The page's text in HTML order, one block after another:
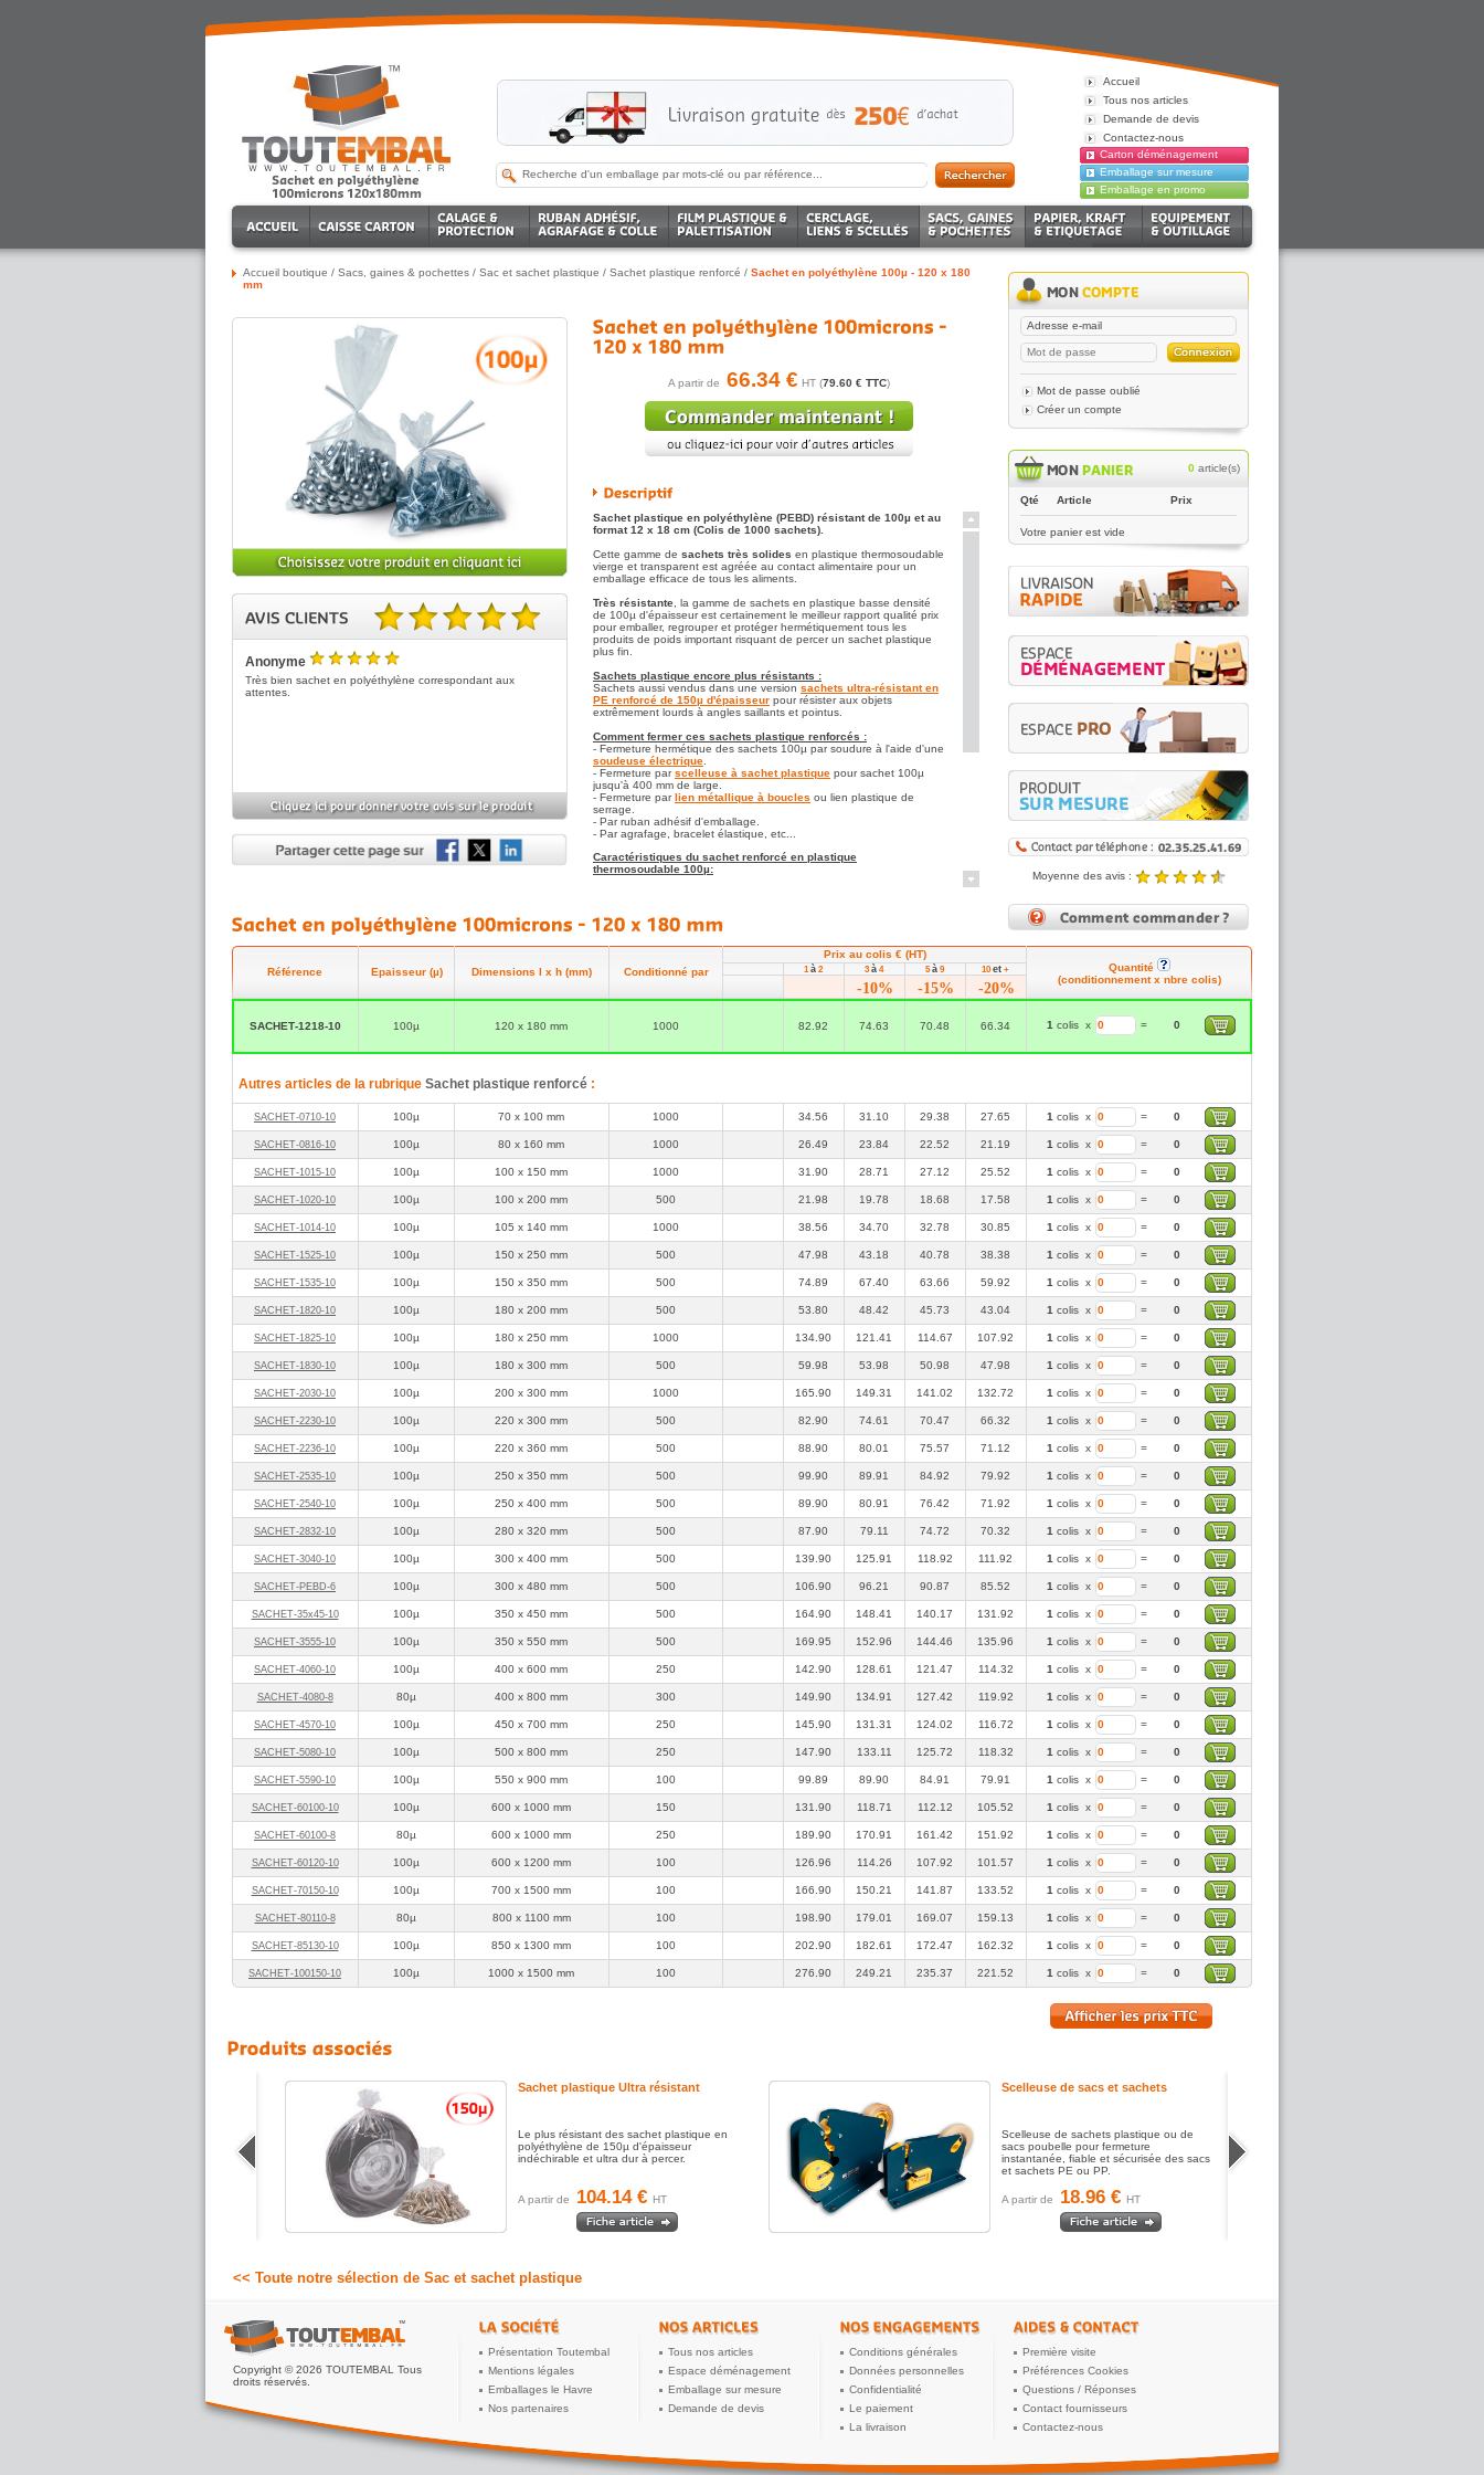
Accueil boutique / Sacs, gaines & pochettes / Sac et sachet plastique / Sachet plastique renforcé / Sachet en polyéthylène 100µ - 120 x 180
mm
5.00 sur 5 basé sur 1 note(s).
Anonyme
5
Très bien sachet en polyéthylène correspondant aux
attentes.
A partir de 66.34 € HT (79.60 € TTC)
Sachet plastique en polyéthylène (PEBD) résistant de 100µ et au
format 12 x 18 cm (Colis de 1000 sachets).
Cette gamme de sachets très solides en plastique thermosoudable
vierge et transparent est agréée au contact alimentaire pour un
emballage efficace de tous les aliments.
Très résistante , la gamme de sachets en plastique basse densité
de 100µ d'épaisseur est certainement le meilleur rapport qualité prix
pour emballer, regrouper et protéger hermétiquement tous les
produits de poids important risquant de percer un sachet plastique
plus fin.
Sachets plastique encore plus résistants :
Sachets aussi vendus dans une version sachets ultra-résistant en
PE renforcé de 150µ d'épaisseur pour résister aux objets
extrêmement lourds à angles saillants et pointus.
Comment fermer ces sachets plastique renforcés :
- Fermeture hermétique des sachets 100µ par soudure à l'aide d'une
soudeuse électrique
- Fermeture parscelleuse à sachet plastique pour sachet 100µ
jusqu'à 400 mm de large.
- Fermeture parlien métallique à boucles ou lien plastique de
serrage.
- Par ruban adhésif d'emballage.
- Par agrafage, bracelet élastique, etc...
Caractéristiques du sachet renforcé en plastique
thermosoudable 100µ:
Sachet plastique en PEBD d'épaisseur 100µ pour résister
Sachet en polyéthylène vierge non régénéré de qualité
alimentaire apte à la congélation (le polyéthylène est un
plastique conservant sa souplesse en température
Sachet plastique renforcé avec système de fermeture intégré:
Une gamme complète de
sachets résistants à fermeture Zip
de
marque Minigrip permet un conditionnement encore plus rapide et
facile des marchandises.
Mot de passe oublié
Créer un compte
0 article(s)
Qté Article Prix
Votre panier est vide
Moyenne des avis :
Noté4.89/5 |8431reviews
Référence Epaisseur (µ) Dimensions l x h (mm) Conditionné par
Prix au colis € (HT)
Quantité
(conditionnement x nbre colis)
1à 2 3 à 4 5à 9 10 et +
-10% -15% -20%
SACHET‑1218‑10 100µ 120 x 180 mm 1000 82.92 74.63 70.48 66.34 1 colis x = 0
Autres articles de la rubrique Sachet plastique renforcé :
SACHET‑0710‑10 100µ 70 x 100 mm 1000 34.56 31.10 29.38 27.65 1 colis x = 0
SACHET‑0816‑10 100µ 80 x 160 mm 1000 26.49 23.84 22.52 21.19 1 colis x = 0
SACHET‑1015‑10 100µ 100 x 150 mm 1000 31.90 28.71 27.12 25.52 1 colis x = 0
SACHET‑1020‑10 100µ 100 x 200 mm 500 21.98 19.78 18.68 17.58 1 colis x = 0
SACHET‑1014‑10 100µ 105 x 140 mm 1000 38.56 34.70 32.78 30.85 1 colis x = 0
SACHET‑1525‑10 100µ 150 x 250 mm 500 47.98 43.18 40.78 38.38 1 colis x = 0
SACHET‑1535‑10 100µ 150 x 350 mm 500 74.89 67.40 63.66 59.92 1 colis x = 0
SACHET‑1820‑10 100µ 180 x 200 mm 500 53.80 48.42 45.73 43.04 1 colis x = 0
SACHET‑1825‑10 100µ 180 x 250 mm 1000 134.90 121.41 114.67 107.92 1 colis x = 0
SACHET‑1830‑10 100µ 180 x 300 mm 500 59.98 53.98 50.98 47.98 1 colis x = 0
SACHET‑2030‑10 100µ 200 x 300 mm 1000 165.90 149.31 141.02 132.72 1 colis x = 0
SACHET‑2230‑10 100µ 220 x 300 mm 500 82.90 74.61 70.47 66.32 1 colis x = 0
SACHET‑2236‑10 100µ 220 x 360 mm 500 88.90 80.01 75.57 71.12 1 colis x = 0
SACHET‑2535‑10 100µ 250 x 350 mm 500 99.90 89.91 84.92 79.92 1 colis x = 0
SACHET‑2540‑10 100µ 250 x 400 mm 500 89.90 80.91 76.42 71.92 1 colis x = 0
SACHET‑2832‑10 100µ 280 x 320 mm 500 87.90 79.11 74.72 70.32 1 colis x = 0
SACHET‑3040‑10 100µ 300 x 400 mm 500 139.90 125.91 118.92 111.92 1 colis x = 0
SACHET‑PEBD‑6 100µ 300 x 480 mm 500 106.90 96.21 90.87 85.52 1 colis x = 0
SACHET‑35x45‑10 100µ 350 x 450 mm 500 164.90 148.41 140.17 131.92 1 colis x = 0
SACHET‑3555‑10 100µ 350 x 550 mm 500 169.95 152.96 144.46 135.96 1 colis x = 0
SACHET‑4060‑10 100µ 400 x 600 mm 250 142.90 128.61 121.47 114.32 1 colis x = 0
SACHET‑4080‑8 80µ 400 x 800 mm 300 149.90 134.91 127.42 119.92 1 colis x = 0
SACHET‑4570‑10 100µ 450 x 700 mm 250 145.90 131.31 124.02 116.72 1 colis x = 0
SACHET‑5080‑10 100µ 500 x 800 mm 250 147.90 133.11 125.72 118.32 1 colis x = 0
SACHET‑5590‑10 100µ 550 x 900 mm 100 99.89 89.90 84.91 79.91 1 colis x = 0
SACHET‑60100‑10 100µ 600 x 1000 mm 150 131.90 118.71 112.12 105.52 1 colis x = 0
SACHET‑60100‑8 80µ 600 x 1000 mm 250 189.90 170.91 161.42 151.92 1 colis x = 0
SACHET‑60120‑10 100µ 600 x 1200 mm 100 126.96 114.26 107.92 101.57 1 colis x = 0
SACHET‑70150‑10 100µ 700 x 1500 mm 100 166.90 150.21 141.87 133.52 1 colis x = 0
SACHET‑80110‑8 80µ 800 x 1100 mm 100 198.90 179.01 169.07 159.13 1 colis x = 0
SACHET‑85130‑10 100µ 850 x 1300 mm 100 202.90 182.61 172.47 162.32 1 colis x = 0
SACHET‑100150‑10 100µ 1000 x 1500 mm 100 276.90 249.21 235.37 221.52 1 colis x = 0
Sachet plastique Ultra résistant
Le plus résistant des sachet plastique en
polyéthylène de 150µ d'épaisseur
indéchirable et ultra dur à percer.
A partir de 104.14 € HT
Scelleuse de sacs et sachets
Scelleuse de sachets plastique ou de
sacs poubelle pour fermeture
instantanée, fiable et sécurisée des sacs
et sachets PE ou PP.
A partir de 18.96 € HT
<< Toute notre sélection de Sac et sachet plastique
Accueil
Tous nos articles
Demande de devis
Contactez-nous
Carton déménagement
Emballage sur mesure
Emballage en promo
Copyright © 2026 TOUTEMBAL Tous
droits réservés.
Présentation Toutembal
Mentions légales
Emballages le Havre
Nos partenaires
Tous nos articles
Espace déménagement
Emballage sur mesure
Demande de devis
Conditions générales
Données personnelles
Confidentialité
Le paiement
La livraison
Première visite
Préférences Cookies
Questions / Réponses
Contact fournisseurs
Contactez-nous